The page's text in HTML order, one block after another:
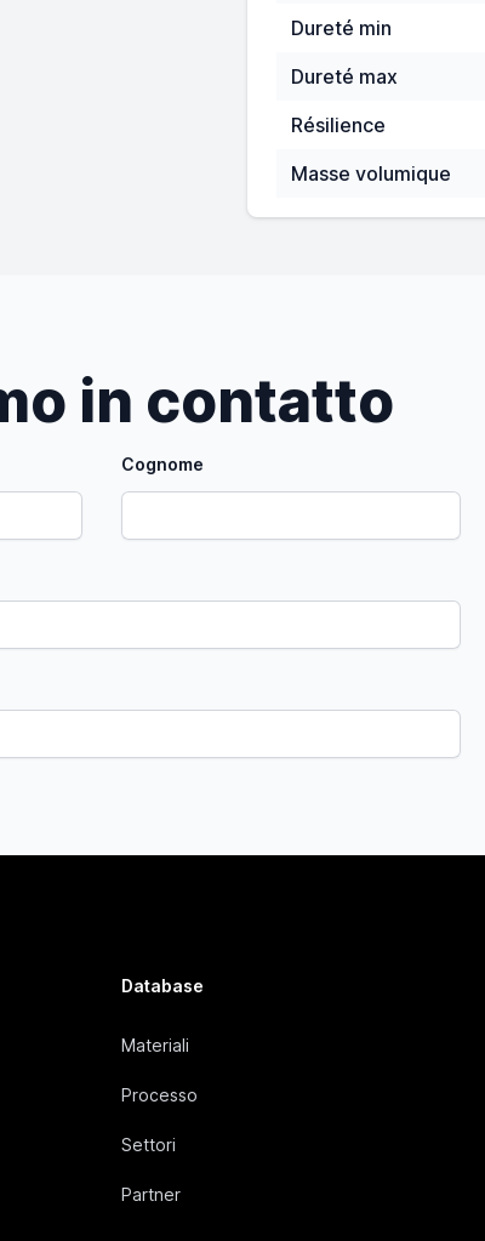
Dureté min
Dureté max
Résilience
Masse volumique
in contatto
Cognome
Database
Materiali
Processo
Settori
Partner